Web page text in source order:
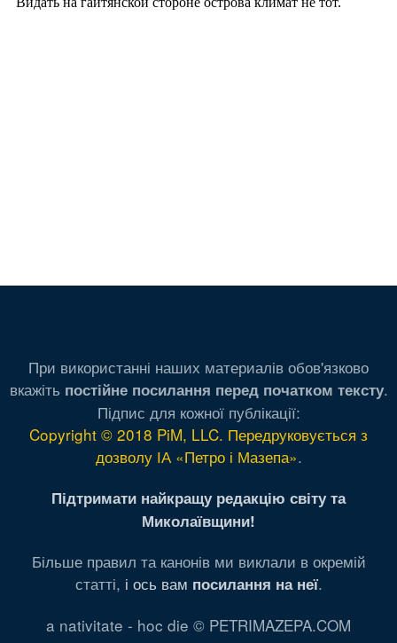
При використанні наших материалів обов'язково
вкажіть постійне посилання перед початком тексту.
Підпис для кожної публікації:
Copyright © 2018 PiM, LLC. Передруковується з
дозволу ІА «Петро і Мазепа».
Підтримати найкращу редакцію світу та
Миколаївщини!
Більше правил та канонів ми виклали в окремій
статті, і ось вам посилання на неї.
a nativitate - hoc die © PETRIMAZEPA.COM